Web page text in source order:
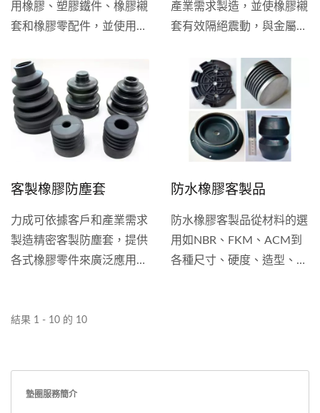
用橡膠、塑膠鐵件、橡膠襯
套和橡膠零配件，並使用力
機和射出成型機，運用熱壓
成型、射出成型、轉注成型
的多種製程，加上40年以上
加工經驗，及有與各國知名
廠商和車廠合作的專案，必
件。製造服務除符合各國檢
模具成品、檢驗到出貨提供
一條龍的服務，且因應客戶
產業特性的不同，考建議所
符合他的標準公差及彈性，
產業需求製造，並使橡膠襯
套有效隔絕震動，與金屬物
國際製造商合作的經驗，相
信能開發出符合客戶需求和
規格的產品。
客製橡膠防塵套
力成可依據客戶和產業需求
製造精密客製防塵套，提供
各式橡膠零件來廣泛應用在
國際製造商合作的經驗，相
防水橡膠客製品
防水橡膠客製品從材料的選
用如NBR、FKM、ACM到
各種尺寸、硬度、造型、功
結果 1 - 10 的 10
墊圈服務簡介